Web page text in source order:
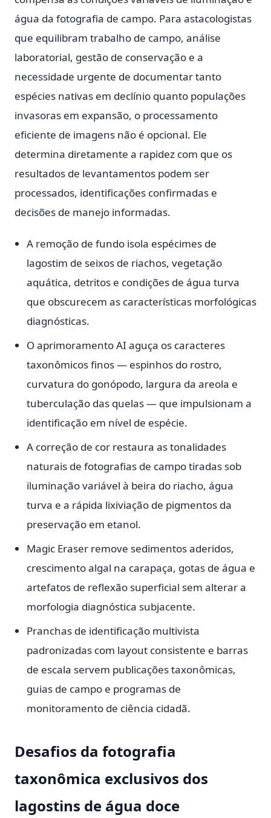
água da fotografia de campo. Para astacologistas
que equilibram trabalho de campo, análise
laboratorial, gestão de conservação e a
necessidade urgente de documentar tanto
espécies nativas em declínio quanto populações
invasoras em expansão, o processamento
eficiente de imagens não é opcional. Ele
determina diretamente a rapidez com que os
resultados de levantamentos podem ser
processados, identificações confirmadas e
decisões de manejo informadas.
A remoção de fundo isola espécimes de
lagostim de seixos de riachos, vegetação
aquática, detritos e condições de água turva
que obscurecem as características morfológicas
diagnósticas.
O aprimoramento AI aguça os caracteres
taxonômicos finos — espinhos do rostro,
curvatura do gonópodo, largura da areola e
tuberculação das quelas — que impulsionam a
identificação em nível de espécie.
A correção de cor restaura as tonalidades
naturais de fotografias de campo tiradas sob
iluminação variável à beira do riacho, água
turva e a rápida lixiviação de pigmentos da
preservação em etanol.
Magic Eraser remove sedimentos aderidos,
crescimento algal na carapaça, gotas de água e
artefatos de reflexão superficial sem alterar a
morfologia diagnóstica subjacente.
Pranchas de identificação multivista
padronizadas com layout consistente e barras
de escala servem publicações taxonômicas,
guias de campo e programas de
monitoramento de ciência cidadã.
Desafios da fotografia
taxonômica exclusivos dos
lagostins de água doce